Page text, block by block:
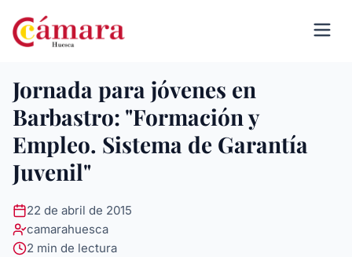
Jornada para jóvenes en
Barbastro: "Formación y
Empleo. Sistema de Garantía
Juvenil"
22 de abril de 2015
camarahuesca
2 min de lectura